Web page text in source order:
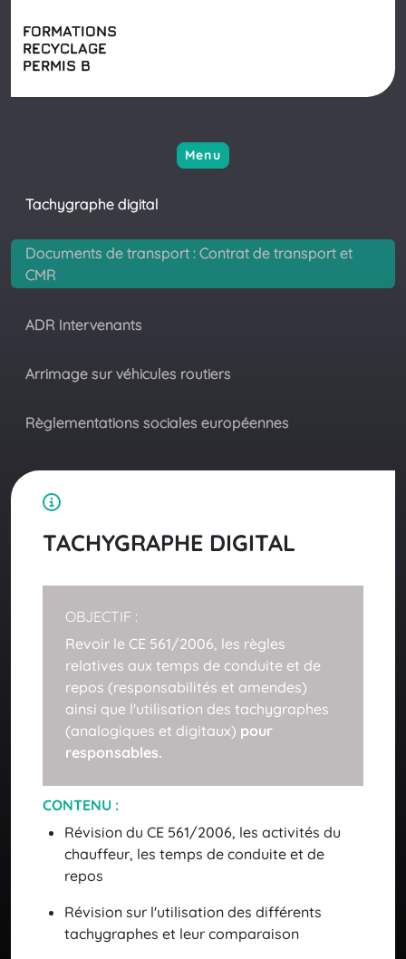
FORMATIONS
RECYCLAGE
PERMIS B
Menu
Tachygraphe digital
Documents de transport : Contrat de transport et
CMR
ADR Intervenants
Arrimage sur véhicules routiers
Règlementations sociales européennes
TACHYGRAPHE DIGITAL
OBJECTIF :
Revoir le CE 561/2006, les règles
relatives aux temps de conduite et de
repos (responsabilités et amendes)
ainsi que l'utilisation des tachygraphes
(analogiques et digitaux) pour
responsables.
CONTENU :
Révision du CE 561/2006, les activités du
chauffeur, les temps de conduite et de
repos
Révision sur l'utilisation des différents
tachygraphes et leur comparaison